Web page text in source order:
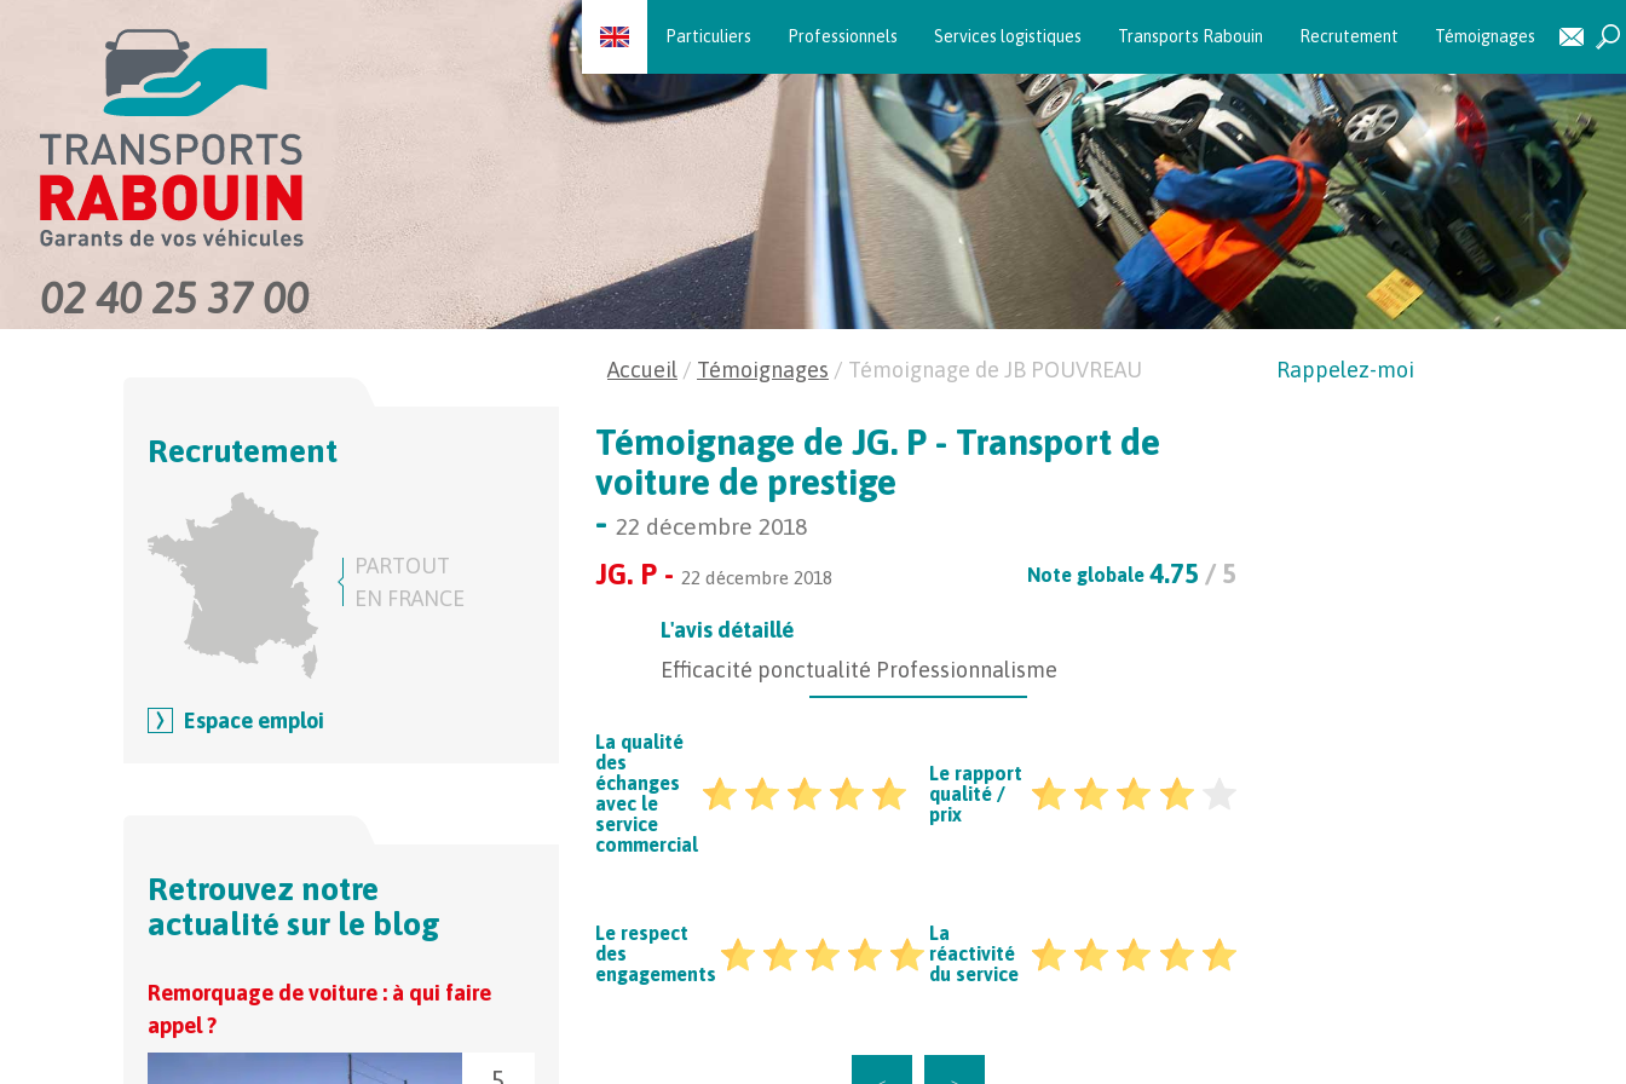
Skip
to
content
Particuliers Professionnels Services logistiques Transports Rabouin Recrutement Témoignages
02 40 25 37 00
Recrutement
PARTOUT
EN FRANCE
Espace emploi
Retrouvez notre
actualité sur le blog
Remorquage de voiture : à qui faire
appel ?
Comment transporter un véhicule ?
1
Accueil / Témoignages / Témoignage de JB POUVREAU
Témoignage de JG. P - Transport de
voiture de prestige
- 22 décembre 2018
JG. P - 22 décembre 2018 Note globale 4.75 / 5
L'avis détaillé
Efficacité ponctualité Professionnalisme
La qualité
des
échanges
avec le
service
commercial
Le rapport
qualité /
prix
Le respect
des
engagements
La
réactivité
du service
Rappelez-moi